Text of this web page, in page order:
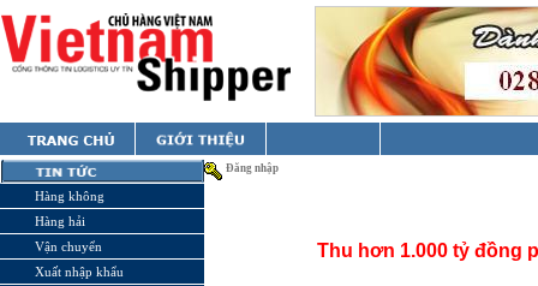
Hàng không
Hàng hải
Vận chuyển
Xuất nhập khẩu
Đăng nhập
Thu hơn 1.000 tỷ đồng